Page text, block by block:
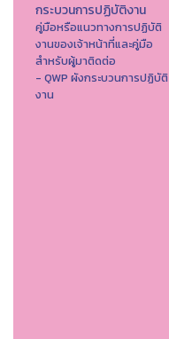
กระบวนการปฏิบัติงาน
คู่มือหรือแนวทางการปฏิบัติ
งานของเจ้าหน้าที่และคู่มือ
สำหรับผู้มาติดต่อ
- QWP ผังกระบวนการปฏิบัติ
งาน